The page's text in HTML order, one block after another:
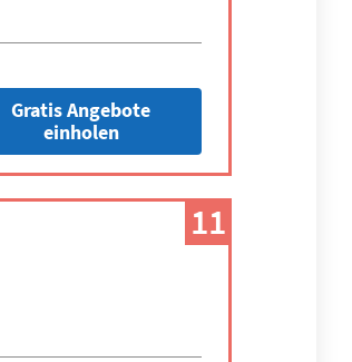
Gratis Angebote
einholen
11